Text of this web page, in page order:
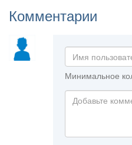
Комментарии
Минимальное